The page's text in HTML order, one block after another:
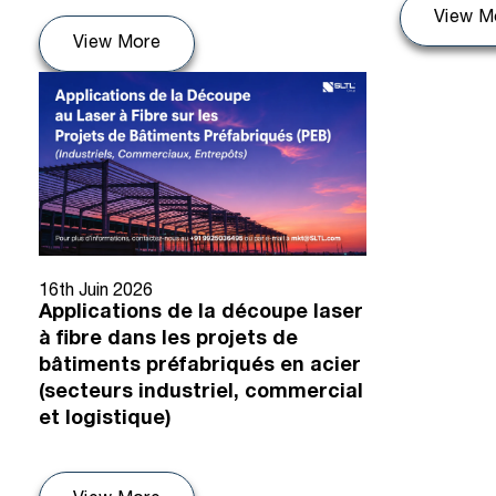
View More
View
16th Juin 2026
Applications de la découpe laser
à fibre dans les projets de
bâtiments préfabriqués en acier
(secteurs industriel, commercial
et logistique)